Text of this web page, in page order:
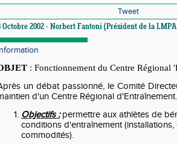
Tweet
Octobre 2002 - Norbert Fantoni (Président de la
Information
: Fonctionnement du Centre Régional
un débat passionné, le Comité
d'un Centre Régional d'Entraînement.
Objectifs :permettre aux athlètes de
conditions d'entraînement (installations,
commodités).